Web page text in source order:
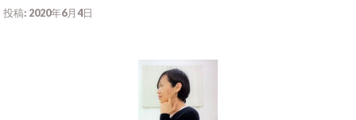
投稿: 2020年6月4日